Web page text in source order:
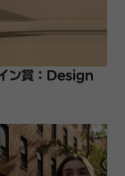
ン賞：Design